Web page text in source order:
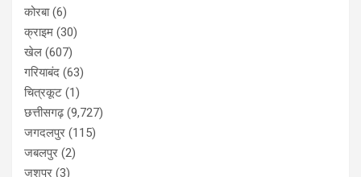
कोरबा(6)
क्राइम (30)
खेल (607)
गरियाबंद (63)
चित्रकूट (1)
छत्तीसगढ़(9,727)
जगदलपुर (115)
जबलपुर (2)
जशपुर (3)